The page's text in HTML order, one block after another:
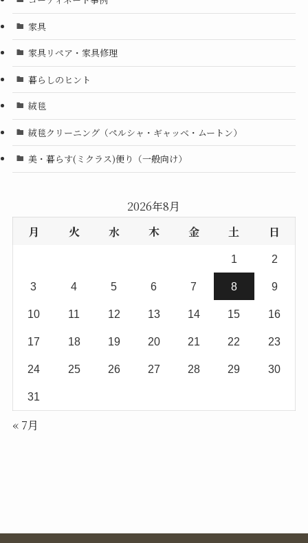
家具
家具リペア・家具修理
暮らしのヒント
絨毯
絨毯クリーニング（ペルシャ・ギャッベ・ムートン）
美・暮らす(ミクラス)便り（一般向け）
2026年8月
月
火 水 木 金 土 日
1 2
3 4 5 6 7 8 9
10 11 12 13 14 15 16
17 18 19 20 21 22 23
24 25 26 27 28 29 30
31
« 7月